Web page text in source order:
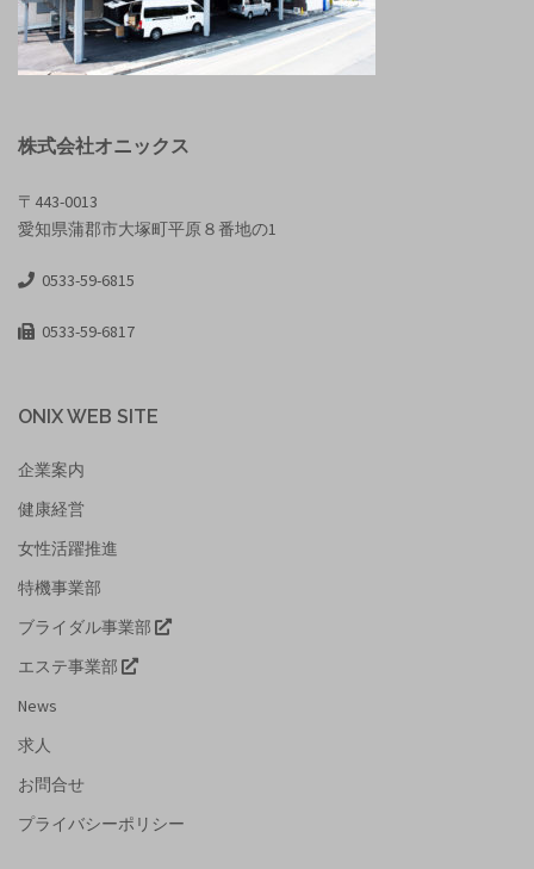
株式会社オニックス
〒443-0013
愛知県蒲郡市大塚町平原８番地の1
0533-59-6815
0533-59-6817
ONIX WEB SITE
企業案内
健康経営
女性活躍推進
特機事業部
ブライダル事業部
エステ事業部
News
求人
お問合せ
プライバシーポリシー